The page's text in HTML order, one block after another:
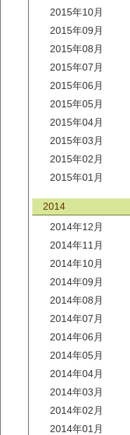
2015年10月
2015年09月
2015年08月
2015年07月
2015年06月
2015年05月
2015年04月
2015年03月
2015年02月
2015年01月
2014
2014年12月
2014年11月
2014年10月
2014年09月
2014年08月
2014年07月
2014年06月
2014年05月
2014年04月
2014年03月
2014年02月
2014年01月